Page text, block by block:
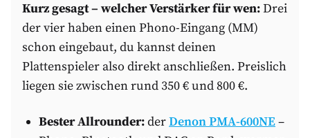
Kurz gesagt – welcher Verstärker für wen:Drei
der vier haben einen Phono-Eingang (MM)
schon eingebaut, du kannst deinen
Plattenspieler also direkt anschließen. Preislich
liegen sie zwischen rund 350 € und 800 €.
Bester Allrounder:derDenon PMA-600NE–